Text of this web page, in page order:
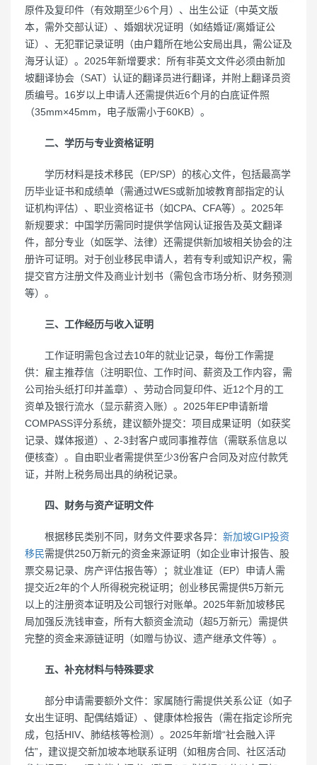
原件及复印件（有效期至少6个月）、出生公证（中英文版
本，需外交部认证）、婚姻状况证明（如结婚证/离婚证公
证）、无犯罪记录证明（由户籍所在地公安局出具，需公证及
海牙认证）。2025年新增要求：所有非英文文件必须由新加
坡翻译协会（SAT）认证的翻译员进行翻译，并附上翻译员资
质编号。16岁以上申请人还需提供近6个月的白底证件照
（35mm×45mm，电子版需小于60KB）。
二、学历与专业资格证明
学历材料是技术移民（EP/SP）的核心文件，包括最高学
历毕业证书和成绩单（需通过WES或新加坡教育部指定的认
证机构评估）、职业资格证书（如CPA、CFA等）。2025年
新规要求：中国学历需同时提供学信网认证报告及英文翻译
件，部分专业（如医学、法律）还需提供新加坡相关协会的注
册许可证明。对于创业移民申请人，若有专利或知识产权，需
提交官方注册文件及商业计划书（需包含市场分析、财务预测
等）。
三、工作经历与收入证明
工作证明需包含过去10年的就业记录，每份工作需提
供：雇主推荐信（注明职位、工作时间、薪资及工作内容，需
公司抬头纸打印并盖章）、劳动合同复印件、近12个月的工
资单及银行流水（显示薪资入账）。2025年EP申请新增
COMPASS评分系统，建议额外提交：项目成果证明（如获奖
记录、媒体报道）、2-3封客户或同事推荐信（需联系信息以
便核查）。自由职业者需提供至少3份客户合同及对应付款凭
证，并附上税务局出具的纳税记录。
四、财务与资产证明文件
根据移民类别不同，财务文件要求各异： 新加坡GIP投资
移民需提供250万新元的资金来源证明（如企业审计报告、股
票交易记录、房产评估报告等）；就业准证（EP）申请人需
提交近2年的个人所得税完税证明；创业移民需提供5万新元
以上的注册资本证明及公司银行对账单。2025年新加坡移民
局加强反洗钱审查，所有大额资金流动（超5万新元）需提供
完整的资金来源链证明（如赠与协议、遗产继承文件等）。
五、补充材料与特殊要求
部分申请需要额外文件：家属随行需提供关系公证（如子
女出生证明、配偶结婚证）、健康体检报告（需在指定诊所完
成，包括HIV、肺结核等检测）。2025年新增“社会融入评
估”，建议提交新加坡本地联系证明（如租房合同、社区活动